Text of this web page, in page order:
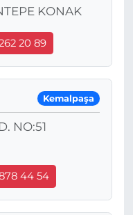
KONAK
20 89
Kemalpaşa
NO:51
44 54